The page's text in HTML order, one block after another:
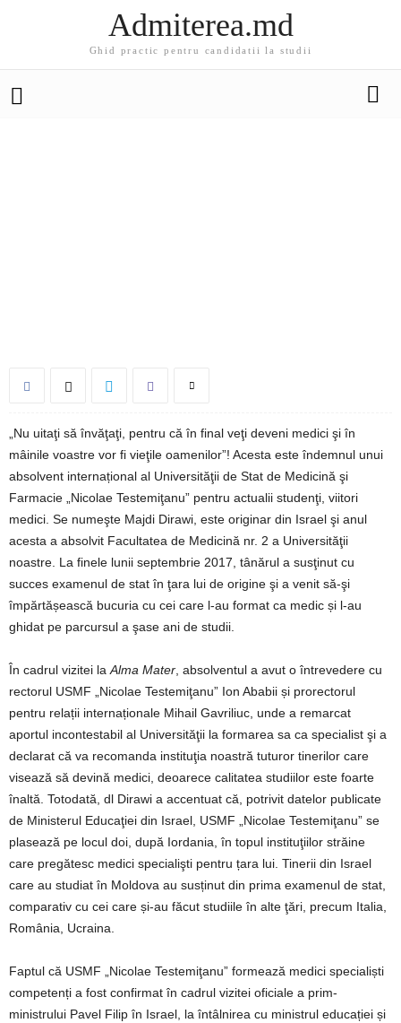
Admiterea.md
Ghid practic pentru candidatii la studii
„Nu uitaţi să învăţaţi, pentru că în final veţi deveni medici şi în
mâinile voastre vor fi vieţile oamenilor”! Acesta este îndemnul unui
absolvent internațional al Universităţii de Stat de Medicină şi
Farmacie „Nicolae Testemiţanu” pentru actualii studenţi, viitori
medici. Se numeşte Majdi Dirawi, este originar din Israel şi anul
acesta a absolvit Facultatea de Medicină nr. 2 a Universităţii
noastre. La finele lunii septembrie 2017, tânărul a susţinut cu
succes examenul de stat în ţara lui de origine şi a venit să-şi
împărtășească bucuria cu cei care l-au format ca medic și l-au
ghidat pe parcursul a şase ani de studii.
În cadrul vizitei la Alma Mater , absolventul a avut o întrevedere cu
rectorul USMF „Nicolae Testemiţanu” Ion Ababii și prorectorul
pentru relații internaționale Mihail Gavriliuc, unde a remarcat
aportul incontestabil al Universităţii la formarea sa ca specialist şi a
declarat că va recomanda instituţia noastră tuturor tinerilor care
visează să devină medici, deoarece calitatea studiilor este foarte
înaltă. Totodată, dl Dirawi a accentuat că, potrivit datelor publicate
de Ministerul Educaţiei din Israel, USMF „Nicolae Testemiţanu” se
plasează pe locul doi, după Iordania, în topul instituţiilor străine
care pregătesc medici specialişti pentru țara lui. Tinerii din Israel
care au studiat în Moldova au susținut din prima examenul de stat,
comparativ cu cei care și-au făcut studiile în alte ţări, precum Italia,
România, Ucraina.
Faptul că USMF „Nicolae Testemiţanu” formează medici specialiști
competenți a fost confirmat în cadrul vizitei oficiale a prim-
ministrului Pavel Filip în Israel, la întâlnirea cu ministrul educației și